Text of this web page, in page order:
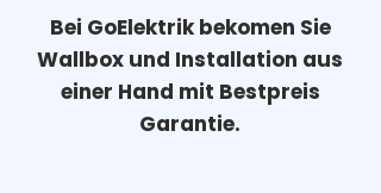
Bei GoElektrik bekomen Sie
Wallbox und Installation aus
einer Hand mit Bestpreis
Garantie.